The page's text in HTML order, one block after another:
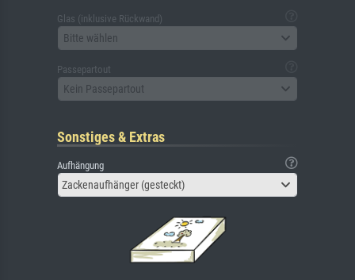
Glas (inklusive Rückwand)
Bitte wählen
Passepartout
Kein Passepartout
Sonstiges & Extras
Aufhängung
Zackenaufhänger (gesteckt)